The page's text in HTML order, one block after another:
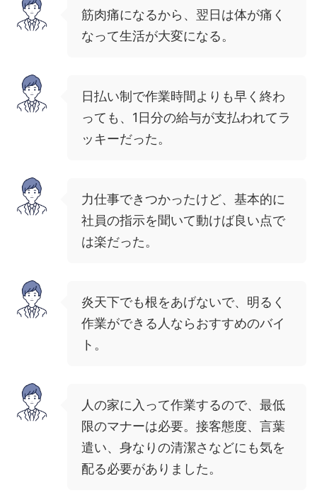
筋肉痛になるから、翌日は体が痛く
なって生活が大変になる。
日払い制で作業時間よりも早く終わ
っても、1日分の給与が支払われてラ
ッキーだった。
力仕事できつかったけど、基本的に
社員の指示を聞いて動けば良い点で
は楽だった。
炎天下でも根をあげないで、明るく
作業ができる人ならおすすめのバイ
ト。
人の家に入って作業するので、最低
限のマナーは必要。接客態度、言葉
遣い、身なりの清潔さなどにも気を
配る必要がありました。